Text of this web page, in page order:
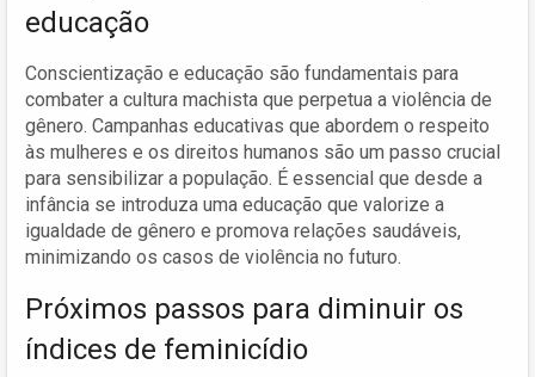
educação
Conscientização e educação são fundamentais para
combater a cultura machista que perpetua a violência de
gênero. Campanhas educativas que abordem o respeito
às mulheres e os direitos humanos são um passo crucial
para sensibilizar a população. É essencial que desde a
infância se introduza uma educação que valorize a
igualdade de gênero e promova relações saudáveis,
minimizando os casos de violência no futuro.
Próximos passos para diminuir os
índices de feminicídio